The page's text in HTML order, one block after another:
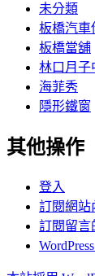
未分類
板橋汽車
板橋當舖
林口月子
海菲秀
隱形鐵窗
其他操作
登入
訂閱網站
訂閱留言